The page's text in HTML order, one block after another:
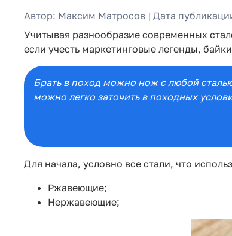
Автор: Максим Матросов | Дата
Учитывая разнообразие современных
если учесть маркетинговые легенды,
Брать в поход можно нож с любой
можно легко заточить в походных
Для начала, условно все стали, что
Ржавеющие;
Нержавеющие;